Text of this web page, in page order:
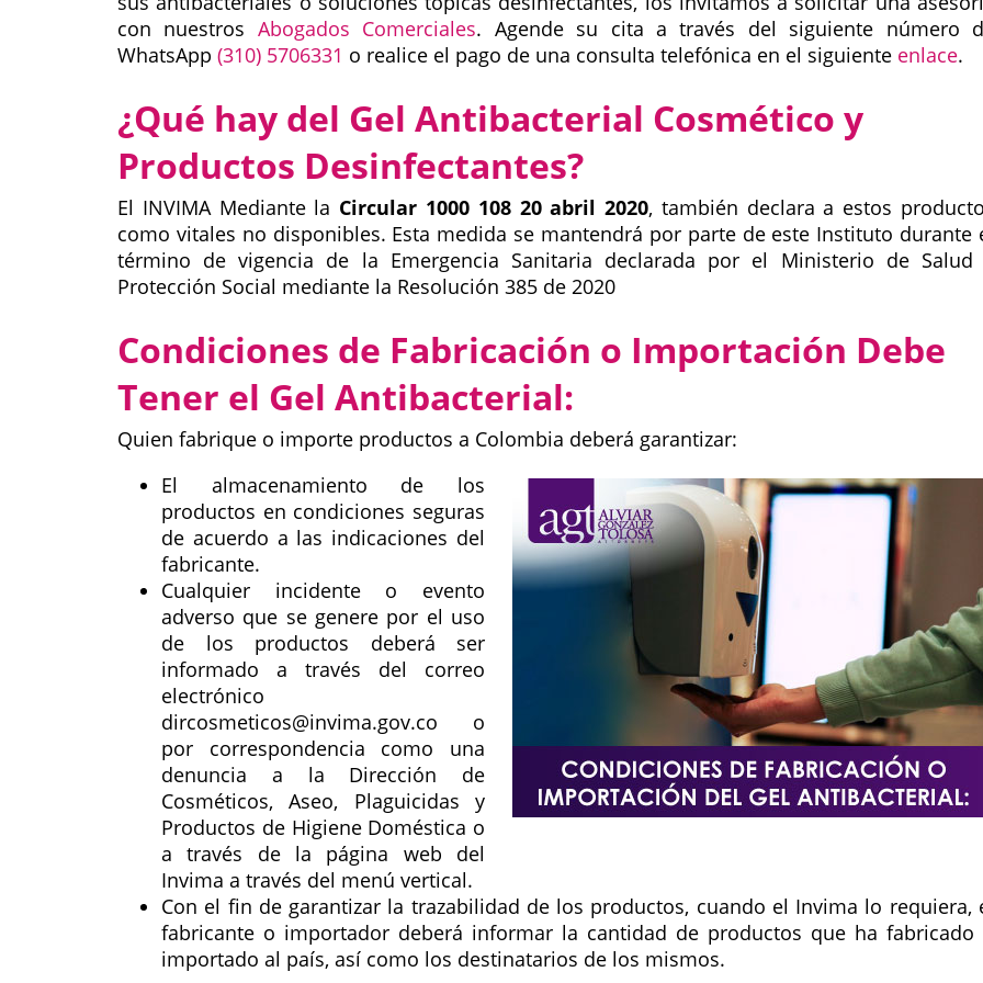
con nuestros Abogados Comerciales. Agende su cita a través del siguiente número
WhatsApp (310) 5706331 o realice el pago de una consulta telefónica en el siguiente enlace.
¿Qué hay del Gel Antibacterial Cosmético y
Productos Desinfectantes?
El INVIMA Mediante la Circular 1000 108 20 abril 2020, también declara a estos
como vitales no disponibles. Esta medida se mantendrá por parte de este Instituto durante
término de vigencia de la Emergencia Sanitaria declarada por el Ministerio de Salud
Protección Social mediante la Resolución 385 de 2020
Condiciones de Fabricación o Importación Debe
Tener el Gel Antibacterial:
Quien fabrique o importe productos a Colombia deberá garantizar:
El almacenamiento de los
productos en condiciones seguras
de acuerdo a las indicaciones del
fabricante.
Cualquier incidente o evento
adverso que se genere por el uso
de los productos deberá ser
informado a través del correo
electrónico
dircosmeticos@invima.gov.co o
por correspondencia como una
denuncia a la Dirección de
Cosméticos, Aseo, Plaguicidas y
Productos de Higiene Doméstica o
a través de la página web del
Invima a través del menú vertical.
Con el fin de garantizar la trazabilidad de los productos, cuando el Invima lo requiera,
fabricante o importador deberá informar la cantidad de productos que ha fabricado
importado al país, así como los destinatarios de los mismos.